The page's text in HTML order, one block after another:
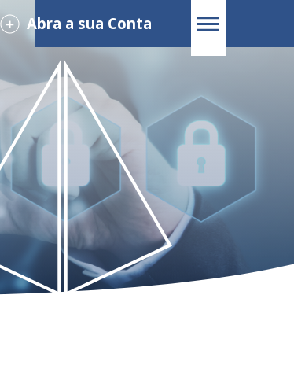
Abra a sua Conta